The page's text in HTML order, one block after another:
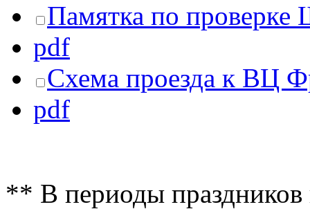
Памятка по проверке
pdf
Схема проезда к ВЦ
pdf
** В периоды праздников